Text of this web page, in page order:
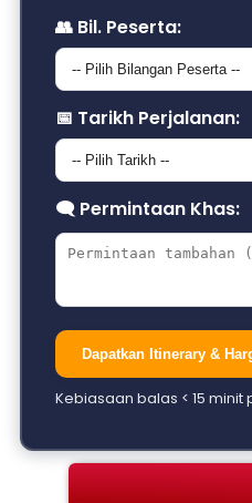
Pakej Korea
Pakej Kashmir
Pakej Hat Yai
Pakej Trans
Pakej Aceh
Pakej Jakarta
Pakej Danang –
Pakej Private
👥 Bil. Peserta:
📅 Tarikh Perjalanan:
🗨 Permintaan Khas:
Dapatkan Itinerary &
Kebiasaan balas < 15